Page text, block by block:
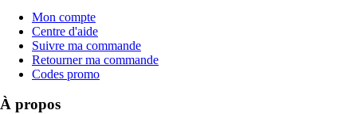
Mon compte
Centre d'aide
Suivre ma commande
Retourner ma commande
Codes promo
À propos